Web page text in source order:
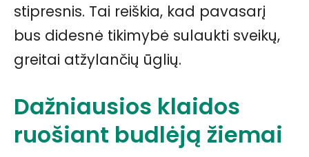
stipresnis. Tai reiškia, kad pavasarį
bus didesnė tikimybė sulaukti sveikų,
greitai atžylančių ūglių.
Dažniausios klaidos
ruošiant budlėją žiemai